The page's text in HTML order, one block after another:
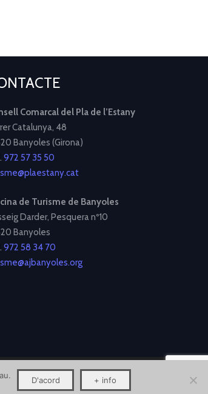
Comarcal del Pla de l’Estany
Catalunya, 48
Banyoles (Girona)
972 57 35 50
de Turisme de Banyoles
Darder, Pesquera nº10
Banyoles
972 58 34 70
D'acord + info